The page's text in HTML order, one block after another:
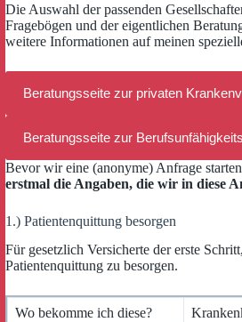
Die Auswahl der passenden
Fragebögen und der eigentlichen
weitere Informationen auf meinen
Beratungsseite zur privaten
Beratungsseite zur
Bevor wir eine (anonyme) Anfrage
erstmal die Angaben, die wir in diese
1.) Patientenquittung besorgen
Für gesetzlich Versicherte der erste
Patientenquittung zu besorgen.
Wo bekomme ich diese?